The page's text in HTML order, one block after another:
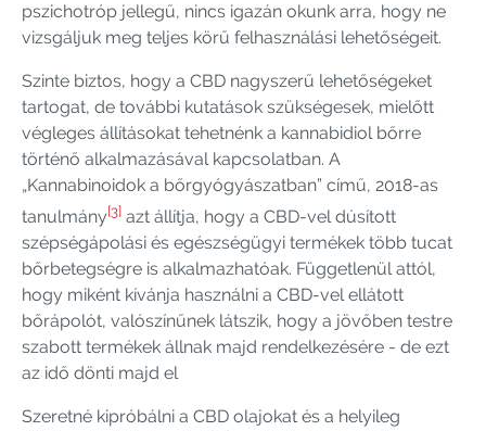
pszichotróp jellegű, nincs igazán okunk arra, hogy ne
vizsgáljuk meg teljes körű felhasználási lehetőségeit.
Szinte biztos, hogy a CBD nagyszerű lehetőségeket
tartogat, de további kutatások szükségesek, mielőtt
végleges állításokat tehetnénk a kannabidiol bőrre
történő alkalmazásával kapcsolatban. A
„Kannabinoidok a bőrgyógyászatban” című, 2018-as
tanulmány[3] azt állítja, hogy a CBD-vel dúsított
szépségápolási és egészségügyi termékek több tucat
bőrbetegségre is alkalmazhatóak. Függetlenül attól,
hogy miként kívánja használni a CBD-vel ellátott
bőrápolót, valószínűnek látszik, hogy a jövőben testre
szabott termékek állnak majd rendelkezésére - de ezt
az idő dönti majd el
Szeretné kipróbálni a CBD olajokat és a helyileg